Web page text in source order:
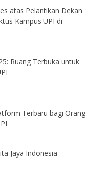
atas Pelantikan Dekan
Kampus UPI di
Ruang Terbuka untuk
Terbaru bagi Orang
Jaya Indonesia